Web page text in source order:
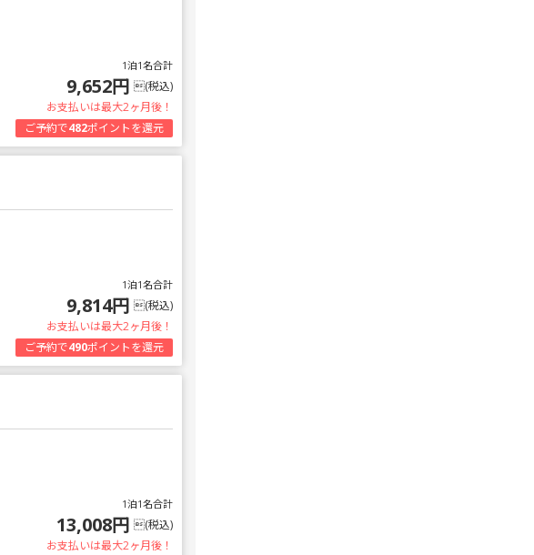
1泊1名合計
9,652円 (税込)
お支払いは最大2ヶ月後！
ご予約で482ポイントを還元
1泊1名合計
9,814円 (税込)
お支払いは最大2ヶ月後！
ご予約で490ポイントを還元
1泊1名合計
13,008円 (税込)
お支払いは最大2ヶ月後！